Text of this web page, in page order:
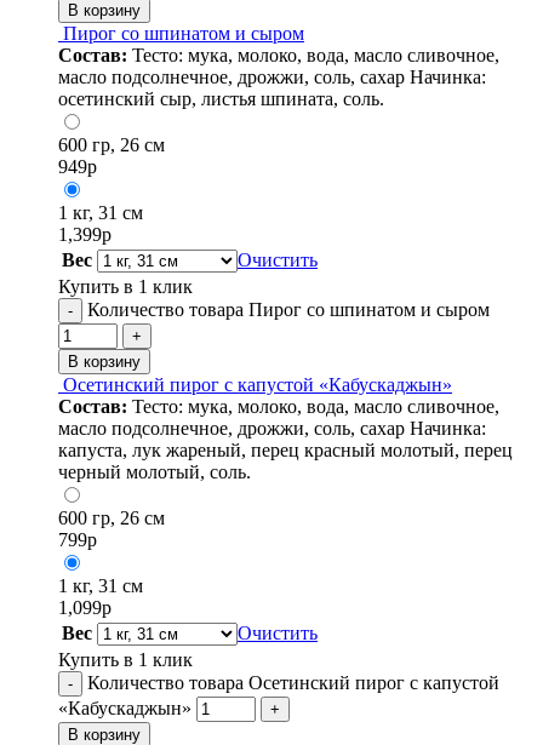
В корзину
Пирог со шпинатом и сыром
Состав: Тесто: мука, молоко, вода, масло сливочное,
масло подсолнечное, дрожжи, соль, сахар Начинка:
осетинский сыр, листья шпината, соль.
600 гр, 26 см
949р
1 кг, 31 см
1,399р
Вес
Очистить
Купить в 1 клик
- Количество товара Пирог со шпинатом и сыром
+
В корзину
Осетинский пирог с капустой «Кабускаджын»
Состав: Тесто: мука, молоко, вода, масло сливочное,
масло подсолнечное, дрожжи, соль, сахар Начинка:
капуста, лук жареный, перец красный молотый, перец
черный молотый, соль.
600 гр, 26 см
799р
1 кг, 31 см
1,099р
Вес
Очистить
Купить в 1 клик
-
Количество товара Осетинский пирог с капустой
«Кабускаджын»
+
В корзину